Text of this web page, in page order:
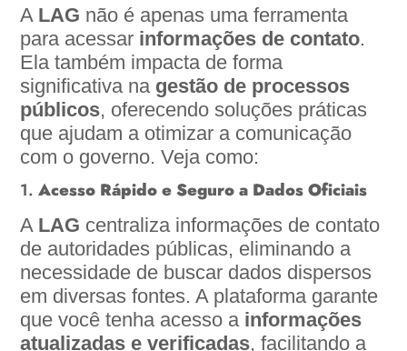
A LAG não é apenas uma ferramenta
para acessar informações de contato.
Ela também impacta de forma
significativa na gestão de processos
públicos, oferecendo soluções práticas
que ajudam a otimizar a comunicação
com o governo. Veja como:
1.Acesso Rápido e Seguro a Dados Oficiais
A LAG centraliza informações de contato
de autoridades públicas, eliminando a
necessidade de buscar dados dispersos
em diversas fontes. A plataforma garante
que você tenha acesso a informações
atualizadas e verificadas, facilitando a